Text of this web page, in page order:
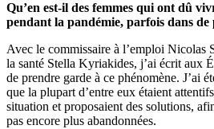
Qu’en est-il des femmes qui ont dû
pendant la pandémie, parfois dans de
Avec le commissaire à l’emploi Nicolas
la santé Stella Kyriakides, j’ai écrit aux
de prendre garde à ce phénomène. J’ai
que la plupart d’entre eux étaient
situation et proposaient des solutions,
pas encore plus abandonnées.